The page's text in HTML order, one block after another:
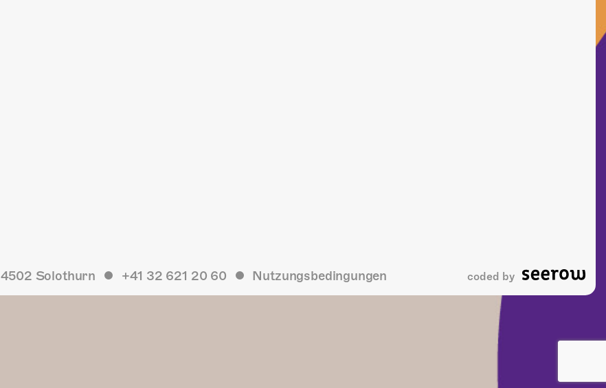
4502 Solothurn +41 32 621 20 60 Nutzungsbedingungen coded by